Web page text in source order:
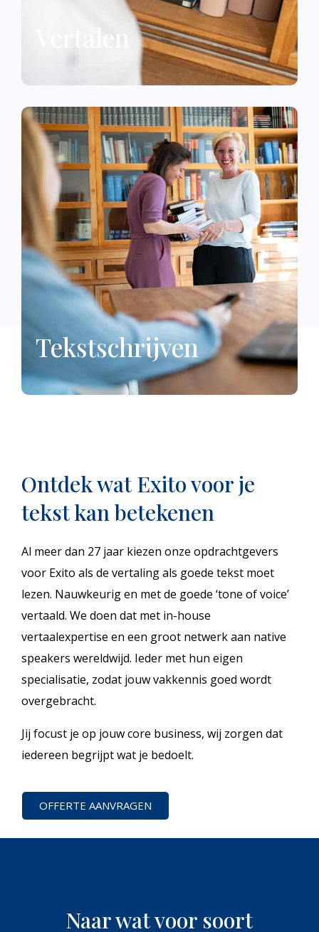
Vertalen
Tekstschrijven
Ontdek wat Exito voor je
tekst kan betekenen
Al meer dan 27 jaar kiezen onze opdrachtgevers
voor Exito als de vertaling als goede tekst moet
lezen. Nauwkeurig en met de goede ‘tone of voice’
vertaald. We doen dat met in-house
vertaalexpertise en een groot netwerk aan native
speakers wereldwijd. Ieder met hun eigen
specialisatie, zodat jouw vakkennis goed wordt
overgebracht.
Jij focust je op jouw core business, wij zorgen dat
iedereen begrijpt wat je bedoelt.
OFFERTE AANVRAGEN
Naar wat voor soort